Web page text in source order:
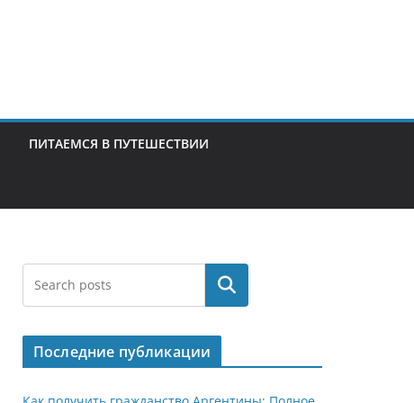
ПИТАЕМСЯ В ПУТЕШЕСТВИИ
Поиск
Последние публикации